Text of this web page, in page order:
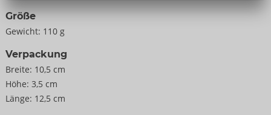
Größe
Gewicht: 110 g
Verpackung
Breite: 10,5 cm
Höhe: 3,5 cm
Länge: 12,5 cm